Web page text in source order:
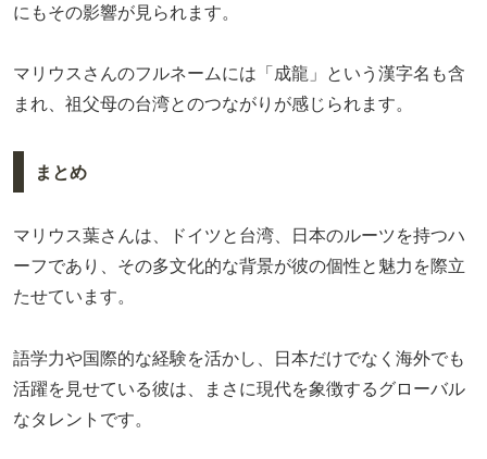
にもその影響が見られます。
マリウスさんのフルネームには「成龍」という漢字名も含
まれ、祖父母の台湾とのつながりが感じられます。
まとめ
マリウス葉さんは、ドイツと台湾、日本のルーツを持つハ
ーフであり、その多文化的な背景が彼の個性と魅力を際立
たせています。
語学力や国際的な経験を活かし、日本だけでなく海外でも
活躍を見せている彼は、まさに現代を象徴するグローバル
なタレントです。